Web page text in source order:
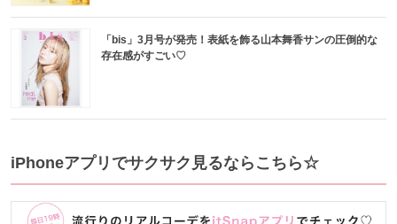
「bis」3月号が発売！表紙を飾る山本舞香サンの圧倒的な
存在感がすごい♡
iPhoneアプリでサクサク見るならこちら☆